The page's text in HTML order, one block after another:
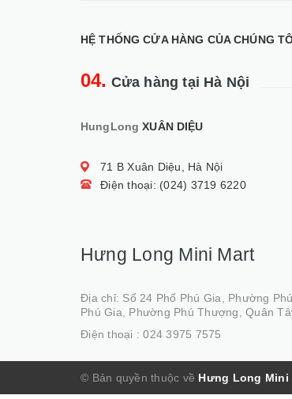
HỆ THỐNG CỬA HÀNG CỦA CHÚNG
04. Cửa hàng tại Hà Nội
HungLong XUÂN DIỆU
71 B Xuân Diệu, Hà Nội
Điện thoại: (024) 3719 6220
Hưng Long Mini Mart
Địa chỉ: Số 24 Phố Phú Gia, Phường
Phú Gia, Phường Phú Thượng, Quân
Điện thoại :024 3975 7575
© Bản quyền thuộc về Hưng Long Mini